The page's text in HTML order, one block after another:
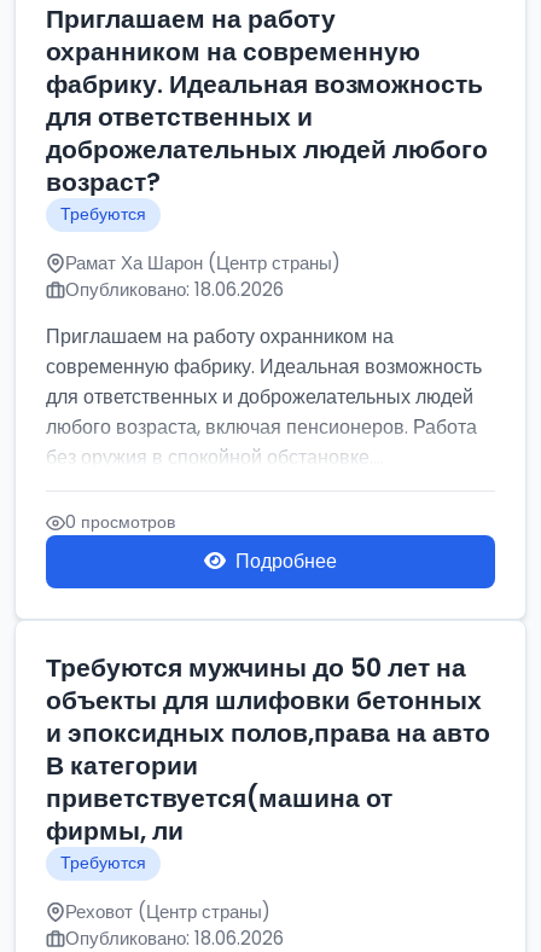
Приглашаем на работу
охранником на современную
фабрику. Идеальная возможность
для ответственных и
доброжелательных людей любого
возраст?
Требуются
Рамат Ха Шарон (Центр страны)
Опубликовано: 18.06.2026
Приглашаем на работу охранником на
современную фабрику. Идеальная возможность
для ответственных и доброжелательных людей
любого возраста, включая пенсионеров. Работа
без оружия в спокойной обстановке....
0 просмотров
Подробнее
Требуются мужчины до 50 лет на
объекты для шлифовки бетонных
и эпоксидных полов,права на авто
В категории
приветствуется(машина от
фирмы, ли
Требуются
Реховот (Центр страны)
Опубликовано: 18.06.2026